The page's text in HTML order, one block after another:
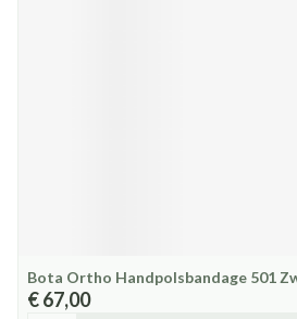
Bota Ortho Handpolsbandage 501
€ 67,00